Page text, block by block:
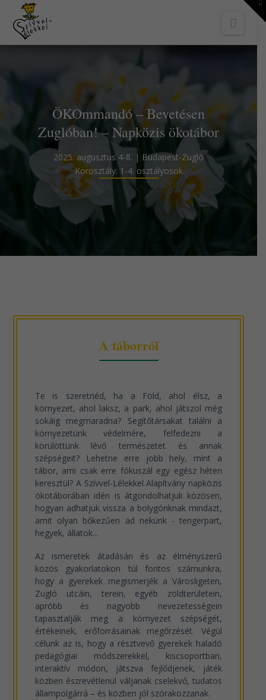
ÖKOmmandó – Bevetésen
Zuglóban! – Napközis ökotábor
2025. augusztus 4-8. | Budapest-Zugló
Korosztály: 1-4. osztályosok
A táborról
Te is szeretnéd, ha a Föld, ahol élsz, a
környezet, ahol laksz, a park, ahol játszol még
sokáig megmaradna? Segítőtársakat találni a
környezetünk védelmére, felfedezni a
körülöttünk lévő természetet és annak
szépségeit? Lehetne erre jobb hely, mint a
tábor, ami csak erre fókuszál egy egész héten
keresztül? A Szívvel-Lélekkel Alapítvány napközis
ökotáborában idén is átgondolhatjuk közösen,
hogyan adhatjuk vissza a bolygónknak mindazt,
amit olyan bőkezűen ad nekünk - tengerpart,
hegyek, állatok...
Az ismeretek átadásán és az élményszerű
közös gyakorlatokon túl fontos számunkra,
hogy a gyerekek megismerjék a Városligeten,
Zugló utcáin, terein, egyéb zöldterületein,
apróbb és nagyobb nevezetességein
tapasztalják meg a környezet szépségét,
értékeinek, erőforrásainak megőrzését. Végül
célunk az is, hogy a résztvevő gyerekek haladó
pedagógiai módszerekkel, kiscsoportban,
interaktív módon, játszva fejlődjenek, játék
közben észrevétlenül váljanak cselekvő, tudatos
állampolgárrá – és közben jól szórakozzanak.